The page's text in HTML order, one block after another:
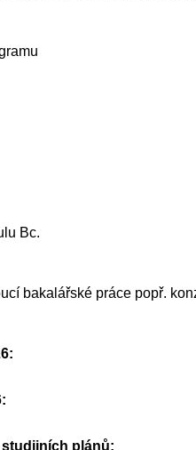
Bc.
bakalářské práce popř.
plánů: